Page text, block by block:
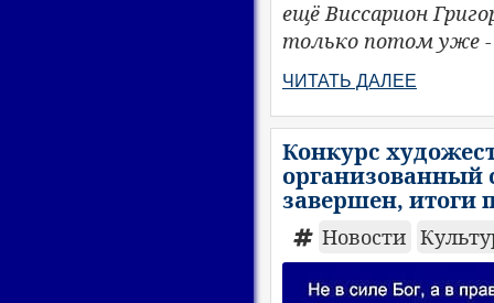
ещё Виссарион
только потом уже
ЧИТАТЬ ДАЛЕЕ
Конкурс
организованный
завершен, итоги
Новости